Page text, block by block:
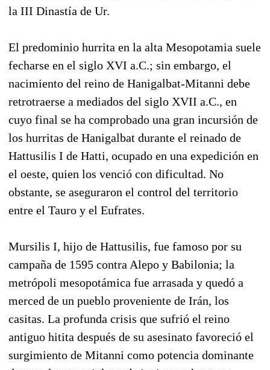
la III Dinastía de Ur.
El predominio hurrita en la alta Mesopotamia suele
fecharse en el siglo XVI a.C.; sin embargo, el
nacimiento del reino de Hanigalbat-Mitanni debe
retrotraerse a mediados del siglo XVII a.C., en
cuyo final se ha comprobado una gran incursión de
los hurritas de Hanigalbat durante el reinado de
Hattusilis I de Hatti, ocupado en una expedición en
el oeste, quien los venció con dificultad. No
obstante, se aseguraron el control del territorio
entre el Tauro y el Eufrates.
Mursilis I, hijo de Hattusilis, fue famoso por su
campaña de 1595 contra Alepo y Babilonia; la
metrópoli mesopotámica fue arrasada y quedó a
merced de un pueblo proveniente de Irán, los
casitas. La profunda crisis que sufrió el reino
antiguo hitita después de su asesinato favoreció el
surgimiento de Mitanni como potencia dominante